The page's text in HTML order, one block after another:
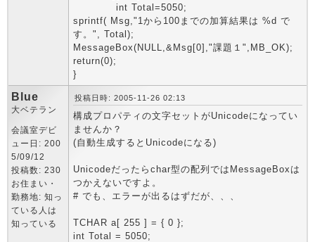
int Total=5050;
sprintf( Msg,"1から100までの加算結果は %d で
す。", Total);
MessageBox(NULL,&Msg[0],"課題１",MB_OK);
return(0);
}
Blue
大ベテラン
会議室デビ
ュー日: 200
5/09/12
投稿数: 230
お住まい・
勤務地: 知っ
ている人は
知っている
投稿日時: 2005-11-26 02:13
構成プロパティの文字セットがUnicodeになってい
ませんか？
(自動生成するとUnicodeになる)
Unicodeだったらchar型の配列ではMessageBoxは
つかえないですよ。
# でも、エラーが出るはずだが、、、
TCHAR a[ 255 ] = { 0 };
int Total = 5050;